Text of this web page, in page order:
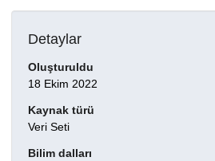
Detaylar
Oluşturuldu
18 Ekim 2022
Kaynak türü
Veri Seti
Bilim dalları